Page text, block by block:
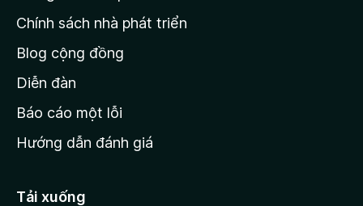
c
ủ
M
o
i
l
Chính sách nhà phát triển
Blog cộng đồng
Diễn đàn
Báo cáo một lỗi
Hướng dẫn đánh giá
Tải xuống